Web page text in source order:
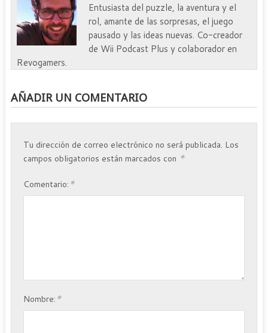
Entusiasta del puzzle, la aventura y el
rol, amante de las sorpresas, el juego
pausado y las ideas nuevas. Co-creador
de Wii Podcast Plus y colaborador en
Revogamers.
AÑADIR UN COMENTARIO
Tu dirección de correo electrónico no será publicada. Los
campos obligatorios están marcados con *
Comentario: *
Nombre: *